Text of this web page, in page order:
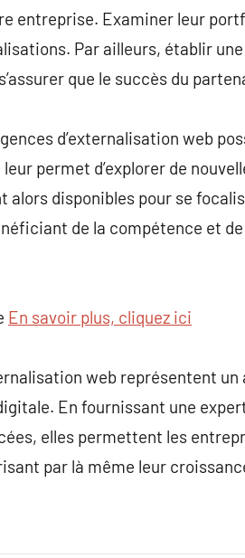
entreprise. Examiner leur
Par ailleurs, établir
que le succès du
d’externalisation web
permet d’explorer de
alors disponibles pour se
de la compétence et
En savoir plus, cliquez ici
web représentent
En fournissant une
elles permettent les
par là même leur